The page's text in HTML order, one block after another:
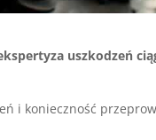
uszkodzeń
i konieczność